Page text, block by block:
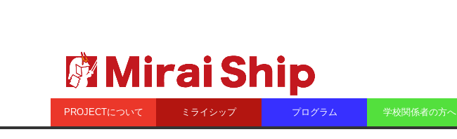
PROJECTについて ミライシップ プログラム 学校関係者の方へ